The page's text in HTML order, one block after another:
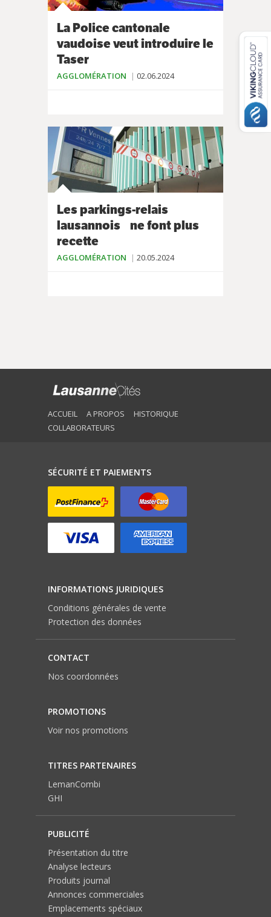
La Police cantonale
vaudoise veut introduire le
Taser
AGGLOMÉRATION 02.06.2024
Les parkings-relais
lausannois ne font plus
recette
AGGLOMÉRATION 20.05.2024
ACCUEIL A PROPOS
HISTORIQUE
COLLABORATEURS
SÉCURITÉ ET PAIEMENTS
INFORMATIONS JURIDIQUES
Conditions générales de vente
Protection des données
CONTACT
Nos coordonnées
PROMOTIONS
Voir nos promotions
TITRES PARTENAIRES
LemanCombi
GHI
PUBLICITÉ
Présentation du titre
Analyse lecteurs
Produits journal
Annonces commerciales
Emplacements spéciaux